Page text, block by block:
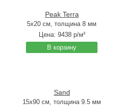
Peak Terra
5x20 см, толщина 8 мм
Цена: 9438р/м²
В корзину
Sand
15x90 см, толщина 9.5 мм